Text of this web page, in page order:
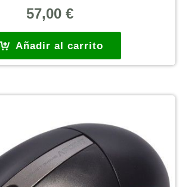
57,00 €
Añadir al carrito